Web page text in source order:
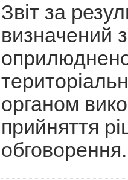
Звіт за
визначений
органом
прийняття
обговорення.